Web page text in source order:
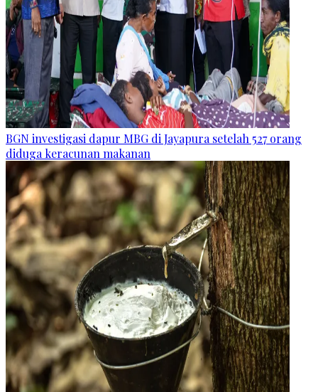
BGN investigasi dapur MBG di Jayapura setelah 527 orang
diduga keracunan makanan